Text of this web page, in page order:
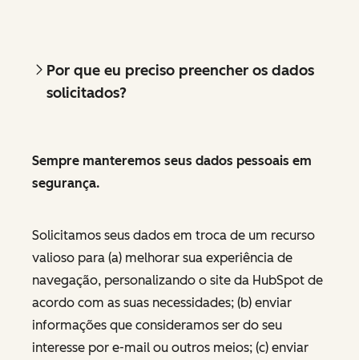
Por que eu preciso preencher os dados
solicitados?
Sempre manteremos seus dados pessoais em
segurança.
Solicitamos seus dados em troca de um recurso
valioso para (a) melhorar sua experiência de
navegação, personalizando o site da HubSpot de
acordo com as suas necessidades; (b) enviar
informações que consideramos ser do seu
interesse por e-mail ou outros meios; (c) enviar